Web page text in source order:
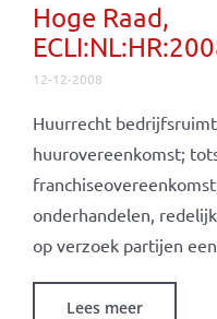
Hoge Raad,
12-12-2008
Huurrecht
huurovereenkomst;
onderhandelen,
op verzoek partijen
Lees meer